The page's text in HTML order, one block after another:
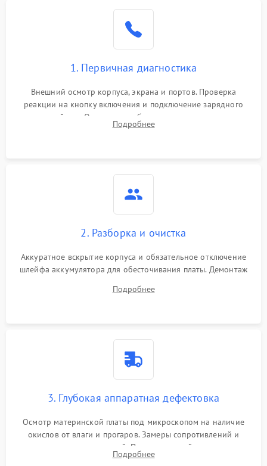
1. Первичная диагностика
Внешний осмотр корпуса, экрана и портов. Проверка
реакции на кнопку включения и подключение зарядного
устройства. Оценка потребления тока с помощью
лабораторного блока питания для локализации проблемы.
Подробнее
2. Разборка и очистка
Аккуратное вскрытие корпуса и обязательное отключение
шлейфа аккумулятора для обесточивания платы. Демонтаж
высохшей термопасты с кристаллов чипов.
Подробнее
3. Глубокая аппаратная дефектовка
Осмотр материнской платы под микроскопом на наличие
окислов от влаги и прогаров. Замеры сопротивлений и
дежурных напряжений. Проверка цепей питания,
мультиконтроллера, процессора и видеочипа.
Подробнее